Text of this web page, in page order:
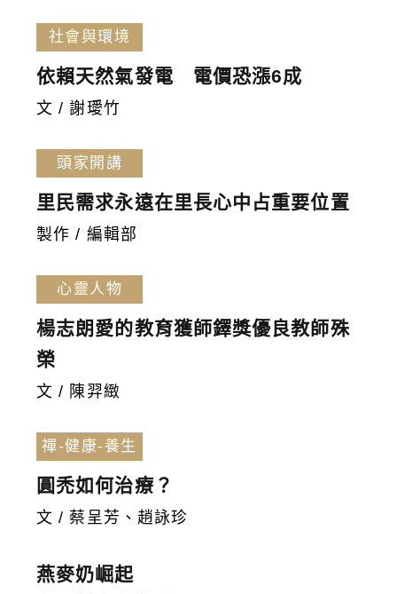
社會與環境
依賴天然氣發電 電價恐漲6成
文 / 謝璦竹
頭家開講
里民需求永遠在里長心中占重要位置
製作 / 編輯部
心靈人物
楊志朗愛的教育獲師鐸獎優良教師殊
榮
文 / 陳羿緻
禪-健康-養生
圓禿如何治療？
文 / 蔡呈芳、趙詠珍
燕麥奶崛起